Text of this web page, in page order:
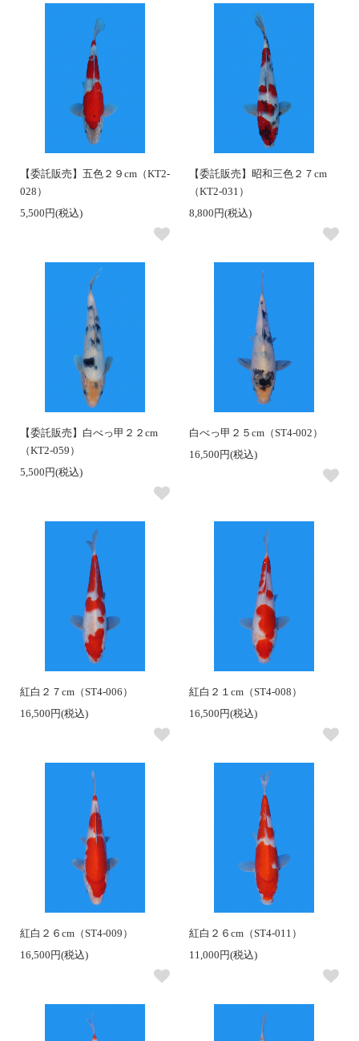
【委託販売】五色２９cm（KT2-
028）
5,500円(税込)
【委託販売】昭和三色２７cm
（KT2-031）
8,800円(税込)
【委託販売】白べっ甲２２cm
（KT2-059）
5,500円(税込)
白べっ甲２５cm（ST4-002）
16,500円(税込)
紅白２７cm（ST4-006）
16,500円(税込)
紅白２１cm（ST4-008）
16,500円(税込)
紅白２６cm（ST4-009）
16,500円(税込)
紅白２６cm（ST4-011）
11,000円(税込)